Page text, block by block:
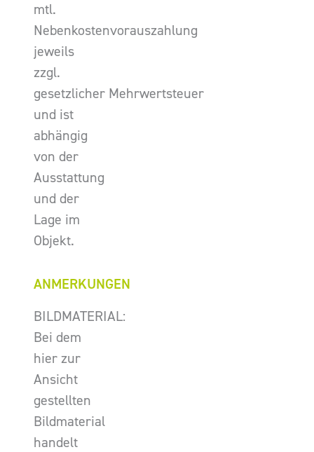
mtl.
Nebenkostenvorauszahlung
jeweils
zzgl.
gesetzlicher Mehrwertsteuer
und ist
abhängig
von der
Ausstattung
und der
Lage im
Objekt.
ANMERKUNGEN
BILDMATERIAL:
Bei dem
hier zur
Ansicht
gestellten
Bildmaterial
handelt